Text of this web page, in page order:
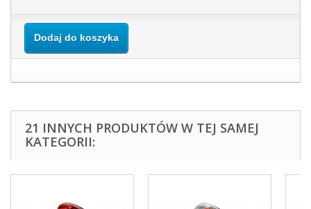
Dodaj do koszyka
21 INNYCH PRODUKTÓW W TEJ SAMEJ
KATEGORII: